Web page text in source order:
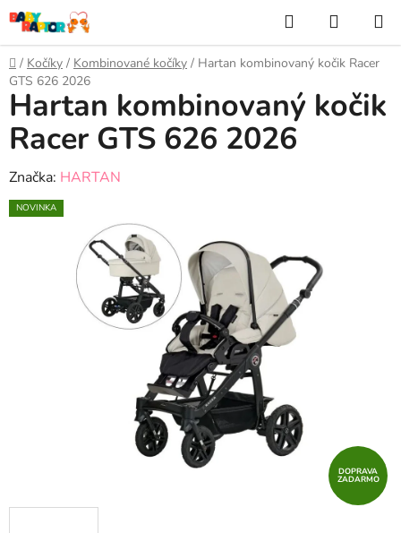
Prejsť
na
obsah
Hľadať
KOŠÍK
Domov
/ Kočíky / Kombinované kočíky / Hartan kombinovaný kočik Racer
GTS 626 2026
Hartan kombinovaný kočik
Racer GTS 626 2026
Značka: HARTAN
NOVINKA
DOPRAVA
ZADARMO